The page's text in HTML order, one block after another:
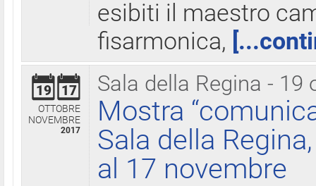
esibiti il maestro
fisarmonica,
Sala della Regina - 19
19 17
OTTOBRE
NOVEMBRE
2017
Mostra
Sala della
al 17 novembre